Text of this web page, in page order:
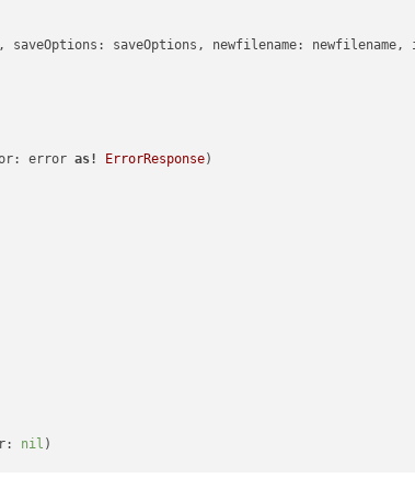
saveOptions: saveOptions, newfilename:
error as! ErrorResponse)
nil